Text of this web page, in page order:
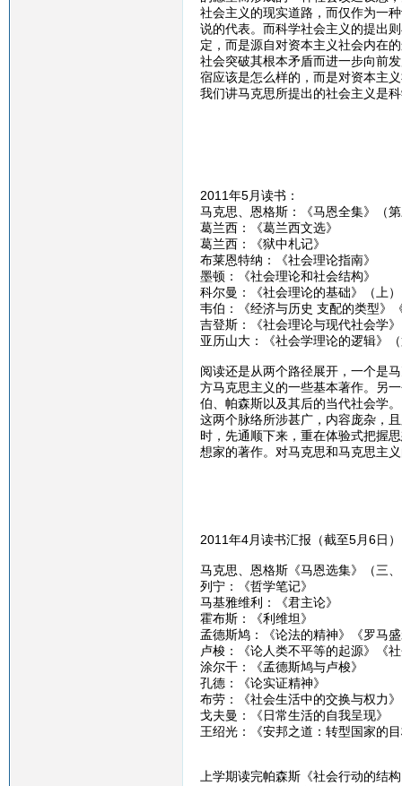
社会主义的现实道路，而仅作为一
说的代表。而科学社会主义的提出
定，而是源自对资本主义社会内在
社会突破其根本矛盾而进一步向前
宿应该是怎么样的，而是对资本主
我们讲马克思所提出的社会主义是
2011年5月读书：
马克思、恩格斯：《马恩全集》（
葛兰西：《葛兰西文选》
葛兰西：《狱中札记》
布莱恩特纳：《社会理论指南》
墨顿：《社会理论和社会结构》
科尔曼：《社会理论的基础》（上）
韦伯：《经济与历史 支配的类型》
吉登斯：《社会理论与现代社会学》
亚历山大：《社会学理论的逻辑》
阅读还是从两个路径展开，一个是
方马克思主义的一些基本著作。另
伯、帕森斯以及其后的当代社会学。
这两个脉络所涉甚广，内容庞杂，
时，先通顺下来，重在体验式把握
想家的著作。对马克思和马克思主
2011年4月读书汇报（截至5月6日）
马克思、恩格斯《马恩选集》（三
列宁：《哲学笔记》
马基雅维利：《君主论》
霍布斯：《利维坦》
孟德斯鸠：《论法的精神》《罗马
卢梭：《论人类不平等的起源》《
涂尔干：《孟德斯鸠与卢梭》
孔德：《论实证精神》
布劳：《社会生活中的交换与权力》
戈夫曼：《日常生活的自我呈现》
王绍光：《安邦之道：转型国家的
上学期读完帕森斯《社会行动的结